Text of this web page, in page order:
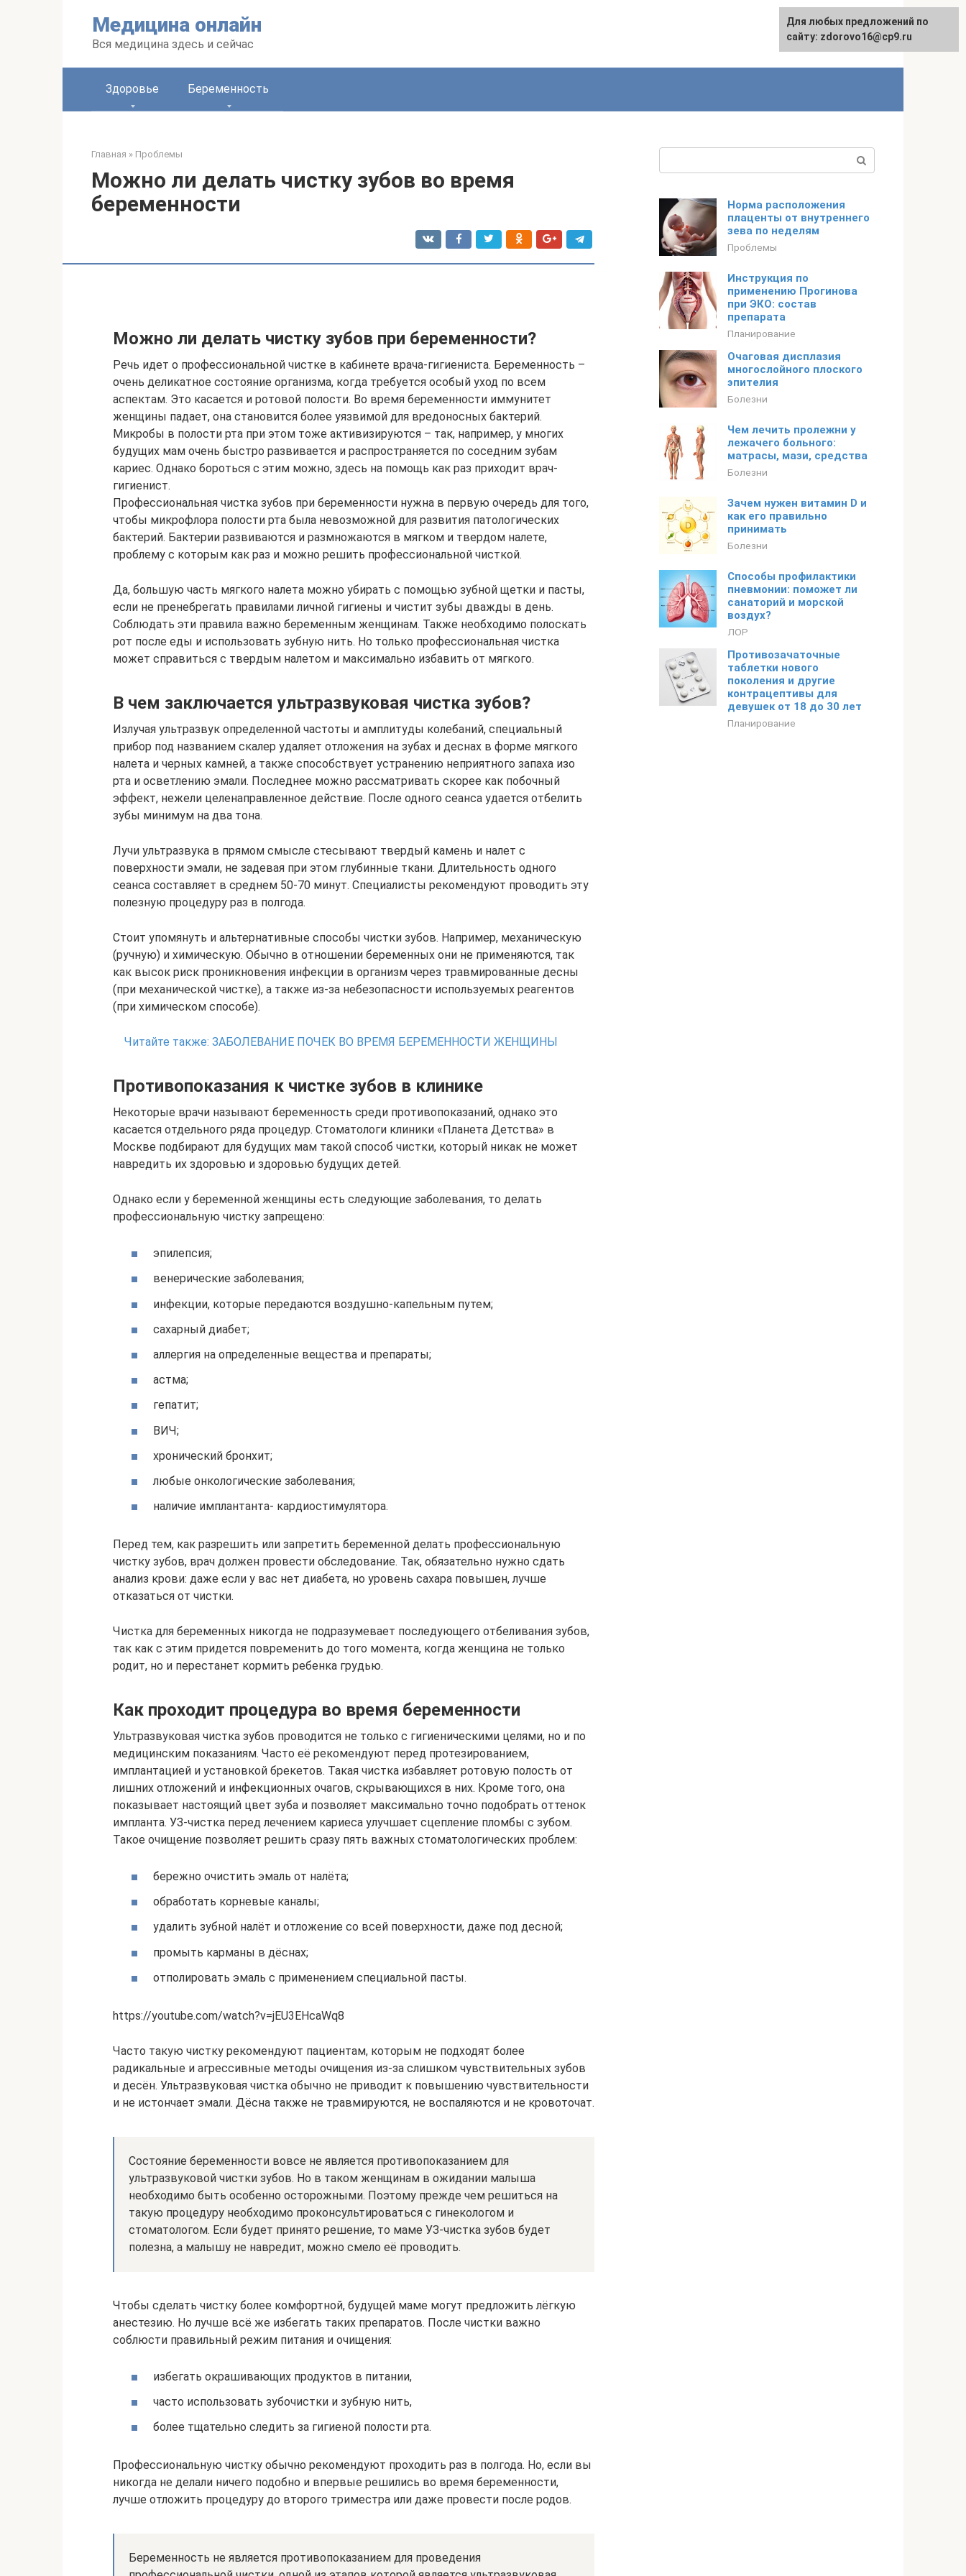
Медицина онлайн
Вся медицина здесь и сейчас
Русский
Здоровье Беременность
Главная » Проблемы
Можно ли делать чистку зубов во время
беременности
Можно ли делать чистку зубов при беременности?
Речь идет о профессиональной чистке в кабинете врача-гигиениста. Беременность –
очень деликатное состояние организма, когда требуется особый уход по всем
аспектам. Это касается и ротовой полости. Во время беременности иммунитет
женщины падает, она становится более уязвимой для вредоносных бактерий.
Микробы в полости рта при этом тоже активизируются – так, например, у многих
будущих мам очень быстро развивается и распространяется по соседним зубам
кариес. Однако бороться с этим можно, здесь на помощь как раз приходит врач-
гигиенист.
Профессиональная чистка зубов при беременности нужна в первую очередь для того,
чтобы микрофлора полости рта была невозможной для развития патологических
бактерий. Бактерии развиваются и размножаются в мягком и твердом налете,
проблему с которым как раз и можно решить профессиональной чисткой.
Да, большую часть мягкого налета можно убирать с помощью зубной щетки и пасты,
если не пренебрегать правилами личной гигиены и чистит зубы дважды в день.
Соблюдать эти правила важно беременным женщинам. Также необходимо полоскать
рот после еды и использовать зубную нить. Но только профессиональная чистка
может справиться с твердым налетом и максимально избавить от мягкого.
В чем заключается ультразвуковая чистка зубов?
Излучая ультразвук определенной частоты и амплитуды колебаний, специальный
прибор под названием скалер удаляет отложения на зубах и деснах в форме мягкого
налета и черных камней, а также способствует устранению неприятного запаха изо
рта и осветлению эмали. Последнее можно рассматривать скорее как побочный
эффект, нежели целенаправленное действие. После одного сеанса удается отбелить
зубы минимум на два тона.
Лучи ультразвука в прямом смысле стесывают твердый камень и налет с
поверхности эмали, не задевая при этом глубинные ткани. Длительность одного
сеанса составляет в среднем 50-70 минут. Специалисты рекомендуют проводить эту
полезную процедуру раз в полгода.
Стоит упомянуть и альтернативные способы чистки зубов. Например, механическую
(ручную) и химическую. Обычно в отношении беременных они не применяются, так
как высок риск проникновения инфекции в организм через травмированные десны
(при механической чистке), а также из-за небезопасности используемых реагентов
(при химическом способе).
Читайте также: ЗАБОЛЕВАНИЕ ПОЧЕК ВО ВРЕМЯ БЕРЕМЕННОСТИ ЖЕНЩИНЫ
Противопоказания к чистке зубов в клинике
Некоторые врачи называют беременность среди противопоказаний, однако это
касается отдельного ряда процедур. Стоматологи клиники «Планета Детства» в
Москве подбирают для будущих мам такой способ чистки, который никак не может
навредить их здоровью и здоровью будущих детей.
Однако если у беременной женщины есть следующие заболевания, то делать
профессиональную чистку запрещено:
эпилепсия;
венерические заболевания;
инфекции, которые передаются воздушно-капельным путем;
сахарный диабет;
аллергия на определенные вещества и препараты;
астма;
гепатит;
ВИЧ;
хронический бронхит;
любые онкологические заболевания;
наличие имплантанта- кардиостимулятора.
Перед тем, как разрешить или запретить беременной делать профессиональную
чистку зубов, врач должен провести обследование. Так, обязательно нужно сдать
анализ крови: даже если у вас нет диабета, но уровень сахара повышен, лучше
отказаться от чистки.
Чистка для беременных никогда не подразумевает последующего отбеливания зубов,
так как с этим придется повременить до того момента, когда женщина не только
родит, но и перестанет кормить ребенка грудью.
Как проходит процедура во время беременности
Ультразвуковая чистка зубов проводится не только с гигиеническими целями, но и по
медицинским показаниям. Часто её рекомендуют перед протезированием,
имплантацией и установкой брекетов. Такая чистка избавляет ротовую полость от
лишних отложений и инфекционных очагов, скрывающихся в них. Кроме того, она
показывает настоящий цвет зуба и позволяет максимально точно подобрать оттенок
импланта. УЗ-чистка перед лечением кариеса улучшает сцепление пломбы с зубом.
Такое очищение позволяет решить сразу пять важных стоматологических проблем:
бережно очистить эмаль от налёта;
обработать корневые каналы;
удалить зубной налёт и отложение со всей поверхности, даже под десной;
промыть карманы в дёснах;
отполировать эмаль с применением специальной пасты.
https://youtube.com/watch?v=jEU3EHcaWq8
Часто такую чистку рекомендуют пациентам, которым не подходят более
радикальные и агрессивные методы очищения из-за слишком чувствительных зубов
и десён. Ультразвуковая чистка обычно не приводит к повышению чувствительности
и не истончает эмали. Дёсна также не травмируются, не воспаляются и не кровоточат.
Состояние беременности вовсе не является противопоказанием для
ультразвуковой чистки зубов. Но в таком женщинам в ожидании малыша
необходимо быть особенно осторожными. Поэтому прежде чем решиться на
такую процедуру необходимо проконсультироваться с гинекологом и
стоматологом. Если будет принято решение, то маме УЗ-чистка зубов будет
полезна, а малышу не навредит, можно смело её проводить.
Чтобы сделать чистку более комфортной, будущей маме могут предложить лёгкую
анестезию. Но лучше всё же избегать таких препаратов. После чистки важно
соблюсти правильный режим питания и очищения:
избегать окрашивающих продуктов в питании,
часто использовать зубочистки и зубную нить,
более тщательно следить за гигиеной полости рта.
Профессиональную чистку обычно рекомендуют проходить раз в полгода. Но, если вы
никогда не делали ничего подобно и впервые решились во время беременности,
лучше отложить процедуру до второго триместра или даже провести после родов.
Беременность не является противопоказанием для проведения
Норма расположения
плаценты от внутреннего
зева по неделям
Проблемы
Инструкция по
применению Прогинова
при ЭКО: состав
препарата
Планирование
Очаговая дисплазия
многослойного плоского
эпителия
Болезни
Чем лечить пролежни у
лежачего больного:
матрасы, мази, средства
Болезни
Зачем нужен витамин D и
как его правильно
принимать
Болезни
Способы профилактики
пневмонии: поможет ли
санаторий и морской
воздух?
ЛОР
Противозачаточные
таблетки нового
поколения и другие
контрацептивы для
девушек от 18 до 30 лет
Планирование
Для любых предложений по
сайту: [email protected]
Для любых предложений по
сайту: zdorovo16@cp9.ru